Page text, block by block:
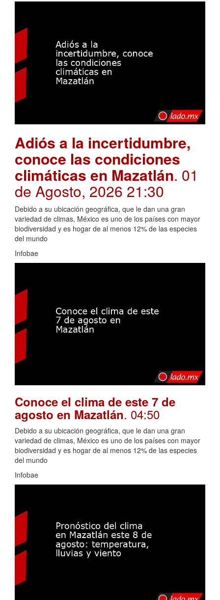
Adiós a la incertidumbre,
conoce las condiciones
climáticas en Mazatlán. 01
de Agosto, 2026 21:30
Debido a su ubicación geográfica, que le dan una gran
variedad de climas, México es uno de los países con mayor
biodiversidad y es hogar de al menos 12% de las especies
del mundo
Infobae
Conoce el clima de este 7 de
agosto en Mazatlán. 04:50
Debido a su ubicación geográfica, que le dan una gran
variedad de climas, México es uno de los países con mayor
biodiversidad y es hogar de al menos 12% de las especies
del mundo
Infobae